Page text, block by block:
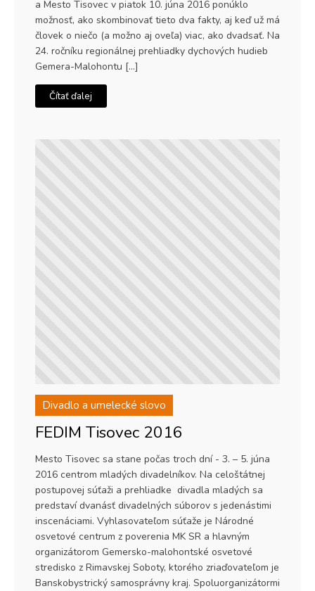
a Mesto Tisovec v piatok 10. júna 2016 ponúklo
možnosť, ako skombinovať tieto dva fakty, aj keď už má
človek o niečo (a možno aj oveľa) viac, ako dvadsať. Na
24. ročníku regionálnej prehliadky dychových hudieb
Gemera-Malohontu […]
Čítať ďalej
Divadlo a umelecké slovo
FEDIM Tisovec 2016
Mesto Tisovec sa stane počas troch dní - 3. – 5. júna
2016 centrom mladých divadelníkov. Na celoštátnej
postupovej súťaži a prehliadke divadla mladých sa
predstaví dvanásť divadelných súborov s jedenástimi
inscenáciami. Vyhlasovateľom súťaže je Národné
osvetové centrum z poverenia MK SR a hlavným
organizátorom Gemersko-malohontské osvetové
stredisko z Rimavskej Soboty, ktorého zriaďovateľom je
Banskobystrický samosprávny kraj. Spoluorganizátormi